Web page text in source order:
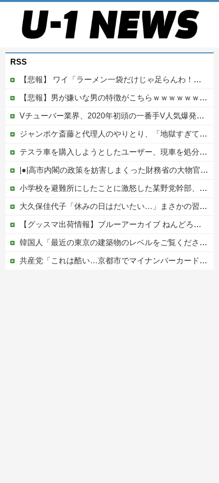
RSS
【悲報】 ワイ「ラーメン一袋だけじゃ足らんわ！二袋作ったろ！」→結果ｗｗｗ
【悲報】男が嫌いな男の特徴がこちらｗｗｗｗｗｗｗｗｗｗ
Vチューバー業界、2020年初頭の一番手V人気爆発から何も変わらない……
ジャンポケ斎藤と代理人のやりとり、「地獄すぎて完全にコントになってる……」と衝撃を受ける人が続出中他
テスラ車を購入しようとしたユーザー、現車を処分して代金を支払い、平日の納車日に予定を合わせた結果……
|●|高市内閣の政策を妨害しまくった財務省の大物官僚、本来ならエース級の人材が就くはずのないポストに送られ……
小学校を避難所にしたことに激怒した某野党幹部、僅か3文字で論破される偉業を達成してしまい……
大久保佳代子「休みの日はだいたい…」まさかの習慣を暴露ｗｗｗ
【グッスマ出荷情報】ブルーアーカイブ ねんどろいど「百合園セイア」「竜華キサキ」「早瀬ユウカ(再販)」ほか【発売日決定】
韓国人「最近の東京の建築物のレベルをご覧ください・・・」
共産党「これは酷い…京都市でマイナンバーカードを持たない29万人がポイント給付事業から排除された」